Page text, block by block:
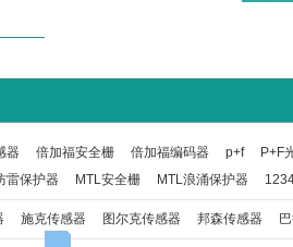
器 倍加福安全栅 倍加福编码器 p+f
P+F
雷保护器
MTL安全栅 MTL浪涌保护器
施克传感器 图尔克传感器 邦森传感器